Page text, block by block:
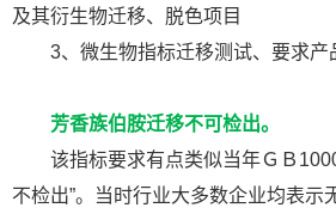
及其衍生物迁移、脱色项目
3、微生物指标迁移测试、要求产
芳香族伯胺迁移不可检出。
该指标要求有点类似当年ＧＢ
不检出”。当时行业大多数企业均表示